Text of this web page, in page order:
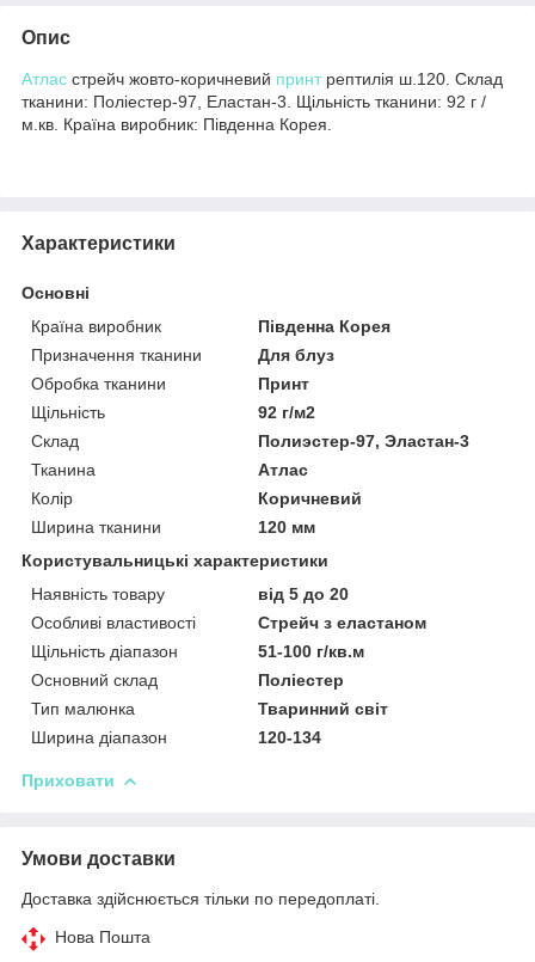
Опис
Атлас стрейч жовто-коричневий принтрептилія ш.120. Склад
тканини: Поліестер-97, Еластан-3. Щільність тканини: 92 г /
м.кв. Країна виробник: Південна Корея.
Характеристики
Основні
Країна виробник
Південна Корея
Призначення тканини
Для блуз
Обробка тканини
Принт
Щільність
92 г/м2
Склад
Полиэстер-97, Эластан-3
Тканина
Атлас
Колір
Коричневий
Ширина тканини
120 мм
Користувальницькі характеристики
Наявність товару
від 5 до 20
Особливі властивості
Стрейч з еластаном
Щільність діапазон
51-100 г/кв.м
Основний склад
Поліестер
Тип малюнка
Тваринний світ
Ширина діапазон
120-134
Приховати
Умови доставки
Доставка здійснюється тільки по передоплаті.
Нова Пошта